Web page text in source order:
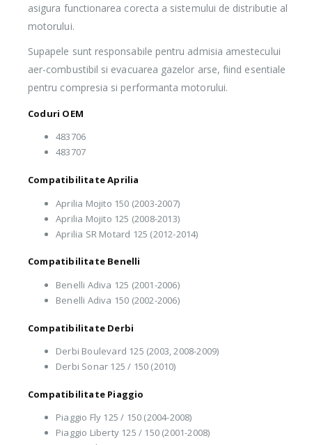
asigura functionarea corecta a sistemului de distributie al
motorului.
Supapele sunt responsabile pentru admisia amestecului
aer-combustibil si evacuarea gazelor arse, fiind esentiale
pentru compresia si performanta motorului.
Coduri OEM
483706
483707
Compatibilitate Aprilia
Aprilia Mojito 150 (2003-2007)
Aprilia Mojito 125 (2008-2013)
Aprilia SR Motard 125 (2012-2014)
Compatibilitate Benelli
Benelli Adiva 125 (2001-2006)
Benelli Adiva 150 (2002-2006)
Compatibilitate Derbi
Derbi Boulevard 125 (2003, 2008-2009)
Derbi Sonar 125 / 150 (2010)
Compatibilitate Piaggio
Piaggio Fly 125 / 150 (2004-2008)
Piaggio Liberty 125 / 150 (2001-2008)